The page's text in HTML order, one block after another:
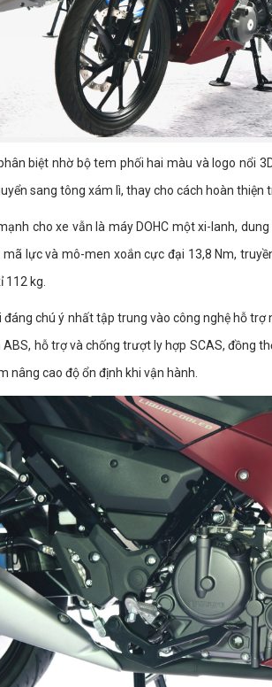
biệt nhờ bộ tem phối hai màu và logo nổi
sang tông xám lì, thay cho cách hoàn thiện
cho xe vẫn là máy DOHC một xi-lanh,
lực và mô-men xoắn cực đại 13,8 Nm,
112 kg.
đáng chú ý nhất tập trung vào công nghệ hỗ
ABS, hỗ trợ và chống trượt ly hợp SCAS, đồng
nâng cao độ ổn định khi vận hành.